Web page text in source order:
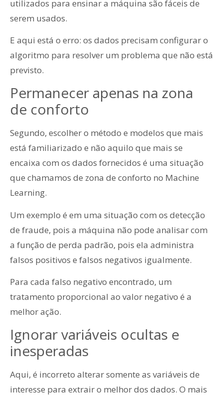
utilizados para ensinar a máquina são fáceis de
serem usados.
E aqui está o erro: os dados precisam configurar o
algoritmo para resolver um problema que não está
previsto.
Permanecer apenas na zona
de conforto
Segundo, escolher o método e modelos que mais
está familiarizado e não aquilo que mais se
encaixa com os dados fornecidos é uma situação
que chamamos de zona de conforto no Machine
Learning.
Um exemplo é em uma situação com os detecção
de fraude, pois a máquina não pode analisar com
a função de perda padrão, pois ela administra
falsos positivos e falsos negativos igualmente.
Para cada falso negativo encontrado, um
tratamento proporcional ao valor negativo é a
melhor ação.
Ignorar variáveis ocultas e
inesperadas
Aqui, é incorreto alterar somente as variáveis de
interesse para extrair o melhor dos dados. O mais